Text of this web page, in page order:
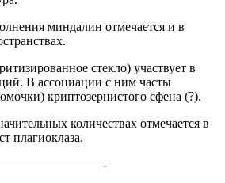
миндалин отмечается и в
стекло) участвует в
В ассоциации с ним часты
криптозернистого сфена (?).
количествах отмечается в
плагиоклаза.